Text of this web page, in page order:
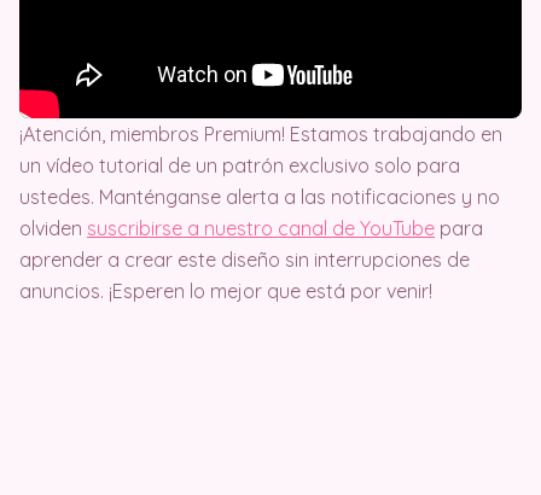
¡Atención, miembros Premium! Estamos trabajando en
un vídeo tutorial de un patrón exclusivo solo para
ustedes. Manténganse alerta a las notificaciones y no
olviden suscribirse a nuestro canal de YouTube para
aprender a crear este diseño sin interrupciones de
anuncios. ¡Esperen lo mejor que está por venir!